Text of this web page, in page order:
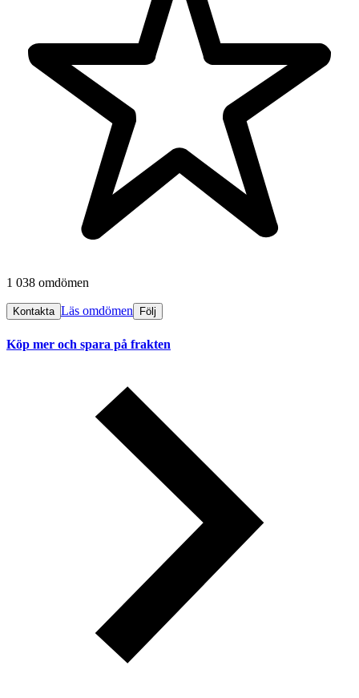
1 038 omdömen
Kontakta Läs omdömen Följ
Köp mer och spara på frakten